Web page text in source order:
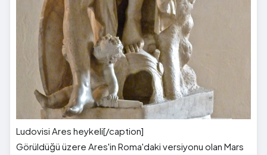
Ludovisi Ares heykeli[/caption]
Görüldüğü üzere Ares'in Roma'daki versiyonu olan Mars